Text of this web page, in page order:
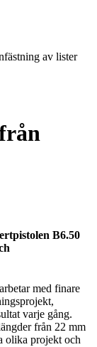
B6.50
med finare
varje gång.
från 22 mm
olika projekt och